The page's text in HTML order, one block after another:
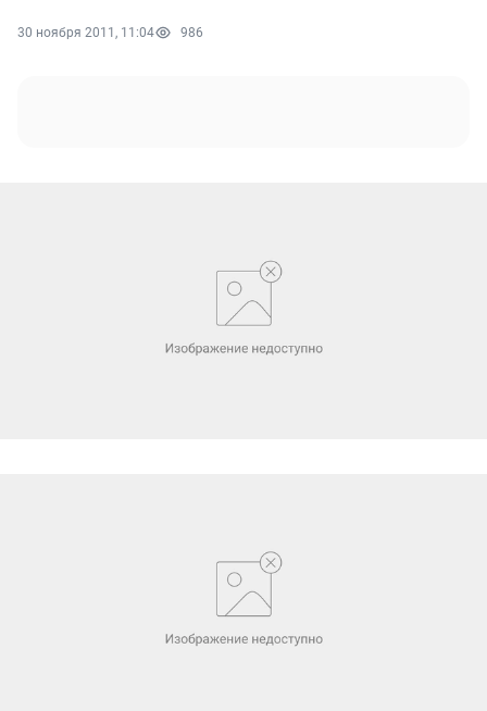
30 ноября 2011, 11:04 986